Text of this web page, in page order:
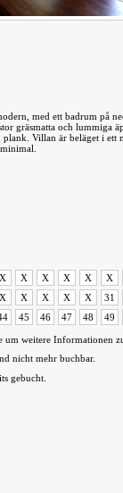
med ett badrum på
gräsmatta och lummiga
plank. Villan är beläget i ett
X X X X X X
X X X X X 31
45 46 47 48 49
um weitere Informationen
nicht mehr buchbar.
gebucht.